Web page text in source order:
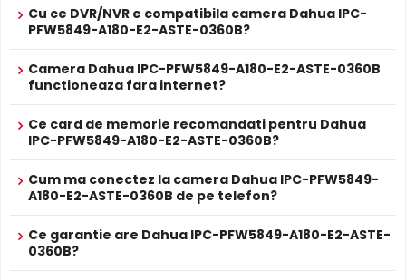
iluminare, oferind detalii clare pe intreaga scena.
tehnic
ASTE-0360B au caracter informativ.
Cu ce DVR/NVR e compatibila camera Dahua IPC-
PFW5849-A180-E2-ASTE-0360B?
Camera Dahua IPC-PFW5849-A180-E2-ASTE-0360B
functioneaza fara internet?
Ce card de memorie recomandati pentru Dahua
IPC-PFW5849-A180-E2-ASTE-0360B?
Cum ma conectez la camera Dahua IPC-PFW5849-
A180-E2-ASTE-0360B de pe telefon?
Ce garantie are Dahua IPC-PFW5849-A180-E2-ASTE-
0360B?